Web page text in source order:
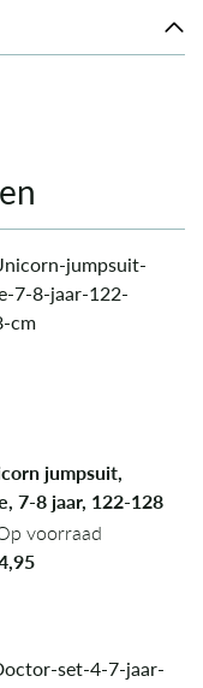
jumpsuit,
7-8 jaar, 122-128
voorraad
voorraad